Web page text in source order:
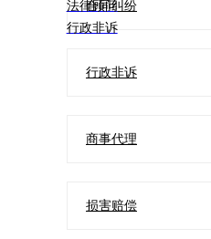
合同纠纷
行政非诉
商事代理
损害赔偿
法律顾问
行政非诉